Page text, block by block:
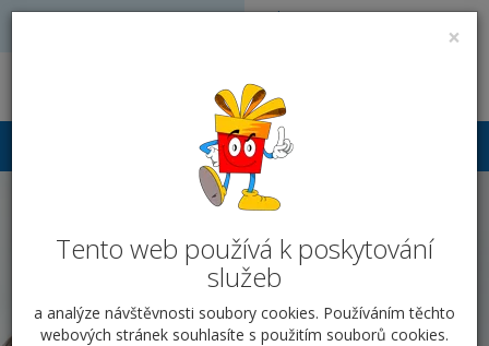
×
Tento web používá k poskytování
služeb
a analýze návštěvnosti soubory cookies. Používáním těchto
webových stránek souhlasíte s použitím souborů cookies.
Volejte: 728 051 909
Přihlášení